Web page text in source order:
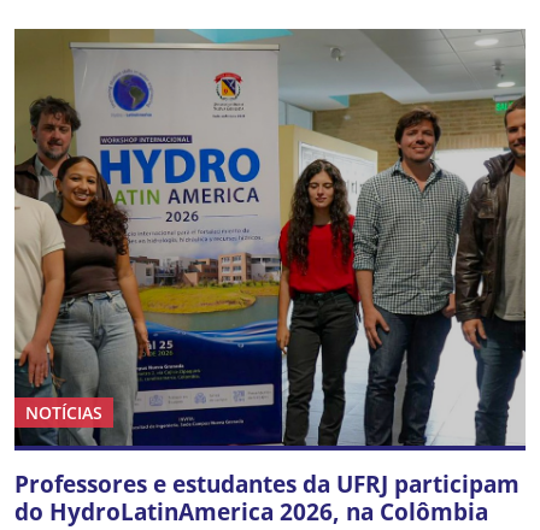
NOTÍCIAS
Professores e estudantes da UFRJ participam
do HydroLatinAmerica 2026, na Colômbia